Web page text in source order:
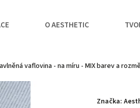
O AESTHETIC
vaflovina - na míru - MIX barev a
Značka: